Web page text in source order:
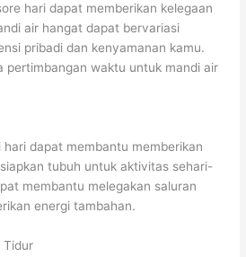
hari dapat memberikan kelegaan
air hangat dapat bervariasi
pribadi dan kenyamanan kamu.
pertimbangan waktu untuk mandi air
dapat membantu memberikan
tubuh untuk aktivitas sehari-
membantu melegakan saluran
energi tambahan.
Tidur